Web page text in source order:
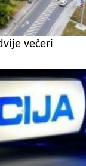
večeri